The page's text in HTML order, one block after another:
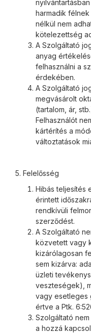
harmadik
nélkül nem
kötelezettség
A Szolgáltató
anyag
felhasználni a
érdekében.
A Szolgáltató
megvásárolt
(tartalom, ár,
Felhasználót
kártérítés a
változtatások
5. Felelősség
Hibás teljesítés
érintett
rendkívüli
szerződést.
A Szolgáltató
közvetett vagy
kizárólagosan
sem kizárva:
üzleti
veszteségek),
vagy esetleges
értve a Ptk.
Szolgáltató
a hozzá